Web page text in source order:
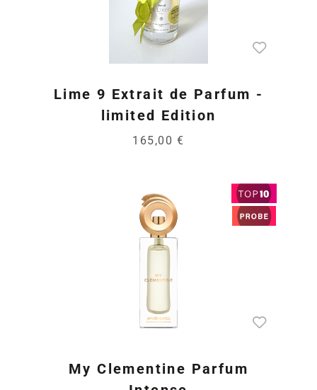
Lime 9 Extrait de Parfum -
limited Edition
165,00 €
My Clementine Parfum